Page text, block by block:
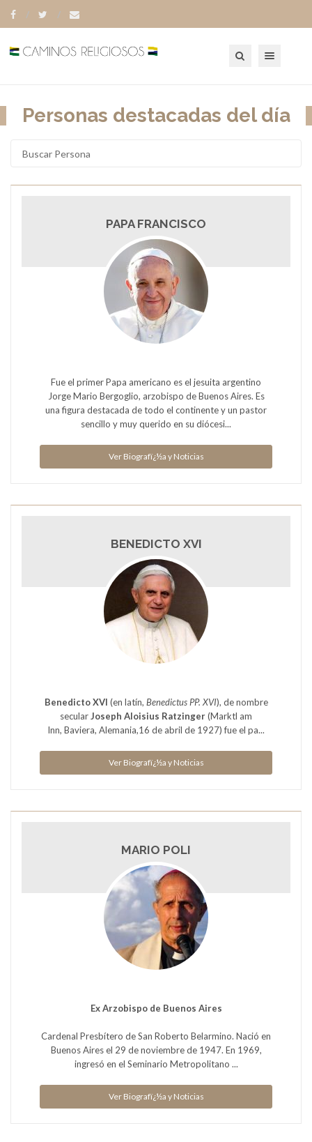
Personas destacadas del día
PAPA FRANCISCO
Fue el primer Papa americano es el jesuita argentino
Jorge Mario Bergoglio, arzobispo de Buenos Aires. Es
una figura destacada de todo el continente y un pastor
sencillo y muy querido en su diócesi...
Ver Biografï¿½a y Noticias
BENEDICTO XVI
Benedicto XVI (en latín, Benedictus PP. XVI), de nombre
secularJoseph Aloisius Ratzinger(Marktl am
Inn, Baviera, Alemania,16 de abril de 1927) fue el pa...
Ver Biografï¿½a y Noticias
MARIO POLI
Ex Arzobispo de Buenos Aires
Cardenal Presbítero de San Roberto Belarmino. Nació en
Buenos Aires el 29 de noviembre de 1947. En 1969,
ingresó en el Seminario Metropolitano ...
Ver Biografï¿½a y Noticias